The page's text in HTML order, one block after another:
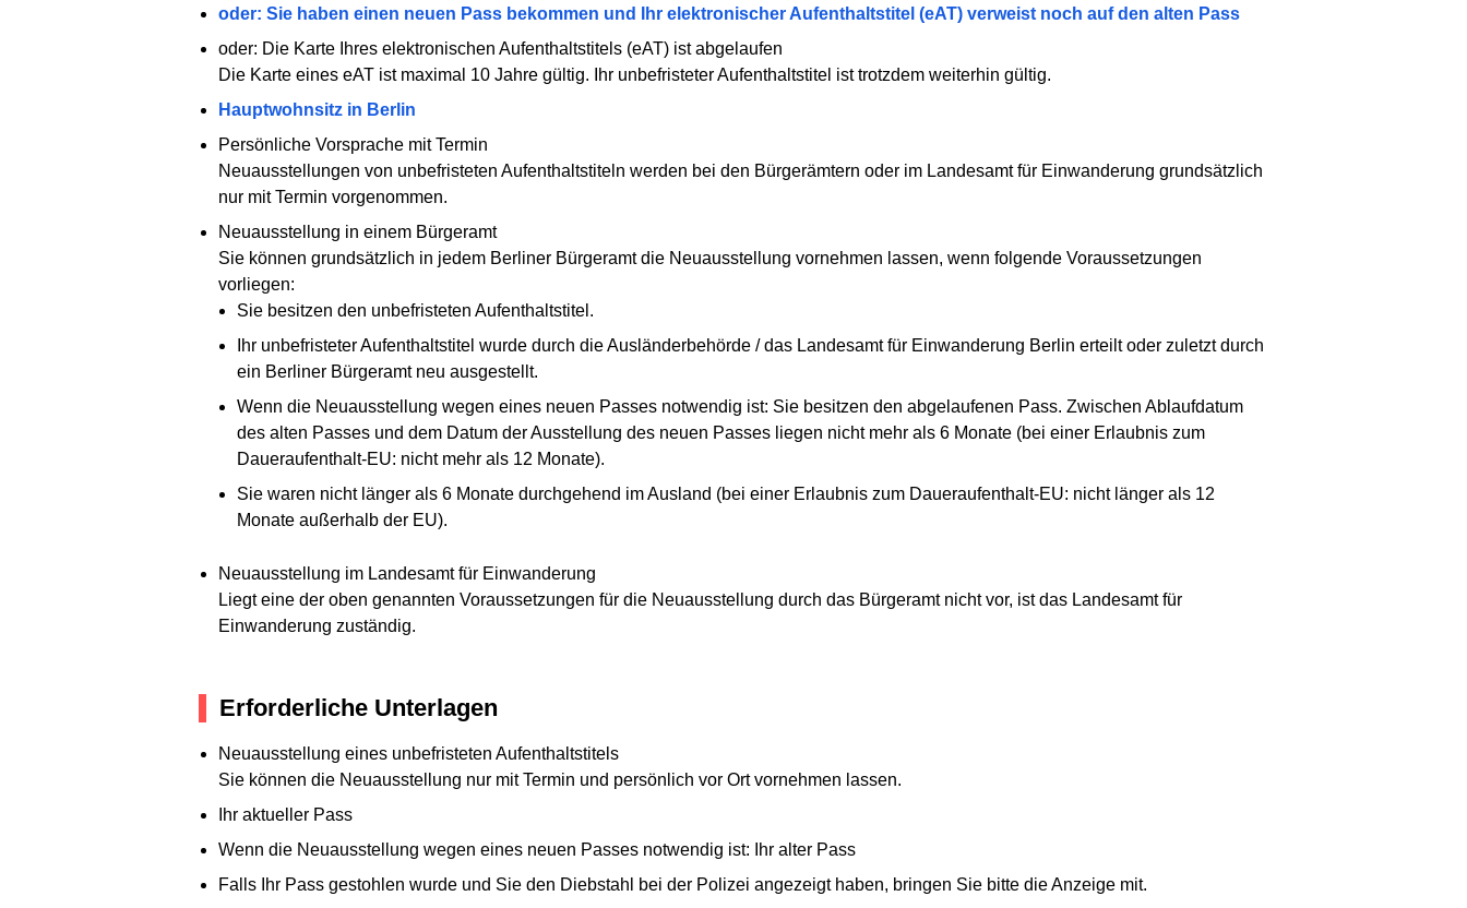
oder: Sie haben einen neuen Pass bekommen und Ihr elektronischer Aufenthaltstitel (eAT) verweist noch auf den alten Pass
oder: Die Karte Ihres elektronischen Aufenthaltstitels (eAT) ist abgelaufen
Die Karte eines eAT ist maximal 10 Jahre gültig. Ihr unbefristeter Aufenthaltstitel ist trotzdem weiterhin gültig.
Hauptwohnsitz in Berlin
Persönliche Vorsprache mit Termin
Neuausstellungen von unbefristeten Aufenthaltstiteln werden bei den Bürgerämtern oder im Landesamt für Einwanderung grundsätzlich
nur mit Termin vorgenommen.
Neuausstellung in einem Bürgeramt
Sie können grundsätzlich in jedem Berliner Bürgeramt die Neuausstellung vornehmen lassen, wenn folgende Voraussetzungen
vorliegen:
Sie besitzen den unbefristeten Aufenthaltstitel.
Ihr unbefristeter Aufenthaltstitel wurde durch die Ausländerbehörde / das Landesamt für Einwanderung Berlin erteilt oder zuletzt durch
ein Berliner Bürgeramt neu ausgestellt.
Wenn die Neuausstellung wegen eines neuen Passes notwendig ist: Sie besitzen den abgelaufenen Pass. Zwischen Ablaufdatum
des alten Passes und dem Datum der Ausstellung des neuen Passes liegen nicht mehr als 6 Monate (bei einer Erlaubnis zum
Daueraufenthalt-EU: nicht mehr als 12 Monate).
Sie waren nicht länger als 6 Monate durchgehend im Ausland (bei einer Erlaubnis zum Daueraufenthalt-EU: nicht länger als 12
Monate außerhalb der EU).
Neuausstellung im Landesamt für Einwanderung
Liegt eine der oben genannten Voraussetzungen für die Neuausstellung durch das Bürgeramt nicht vor, ist das Landesamt für
Einwanderung zuständig.
Erforderliche Unterlagen
Neuausstellung eines unbefristeten Aufenthaltstitels
Sie können die Neuausstellung nur mit Termin und persönlich vor Ort vornehmen lassen.
Ihr aktueller Pass
Wenn die Neuausstellung wegen eines neuen Passes notwendig ist: Ihr alter Pass
Falls Ihr Pass gestohlen wurde und Sie den Diebstahl bei der Polizei angezeigt haben, bringen Sie bitte die Anzeige mit.